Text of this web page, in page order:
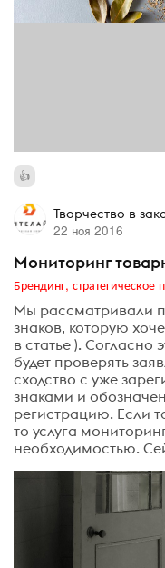
Творчество в
22 ноя 2016
Мониторинг
Брендинг, стратегическое
Мы рассматривали
знаков, которую
в статье ). Согласно
будет проверять
сходство с уже
знаками и
регистрацию. Если
то услуга
необходимостью.